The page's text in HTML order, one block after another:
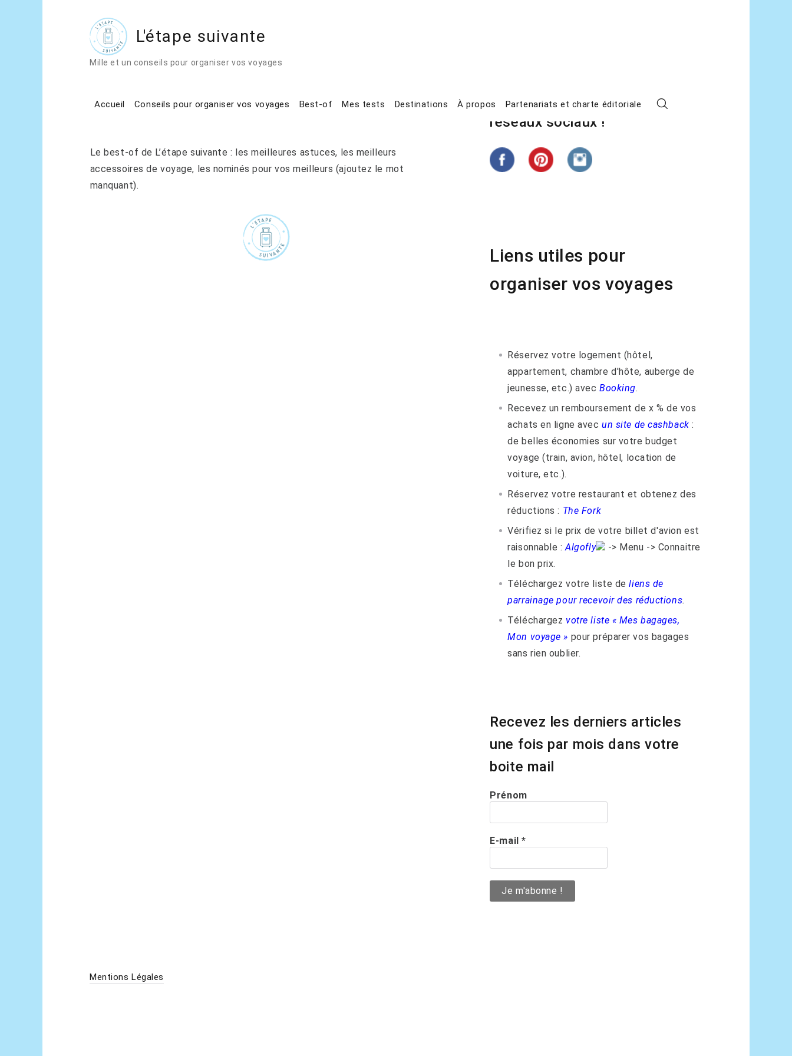
L'étape suivante
Mille et un conseils pour organiser vos voyages
Accueil Conseils pour organiser vos voyages Best-of Mes tests Destinations À propos Partenariats et charte éditoriale
Home
Best-of
Le best-of de L’étape suivante : les meilleures astuces, les meilleurs
accessoires de voyage, les nominés pour vos meilleurs (ajoutez le mot
manquant).
Suivez L’étape suivante sur les
réseaux sociaux !
Liens utiles pour
organiser vos voyages
Réservez votre logement (hôtel,
appartement, chambre d'hôte, auberge de
jeunesse, etc.) avecBooking.
Recevez un remboursement de x % de vos
achats en ligne avecun site de cashback :
de belles économies sur votre budget
voyage (train, avion, hôtel, location de
voiture, etc.).
Réservez votre restaurant et obtenez des
réductions : The Fork
Vérifiez si le prix de votre billet d'avion est
raisonnable :Algofly
-> Menu -> Connaitre
le bon prix.
Téléchargez votre liste deliens de
parrainage pour recevoir des réductions.
Téléchargez votre liste « Mes bagages,
Mon voyage » pour préparer vos bagages
sans rien oublier.
Recevez les derniers articles
une fois par mois dans votre
boite mail
Prénom
E-mail*
Mentions Légales